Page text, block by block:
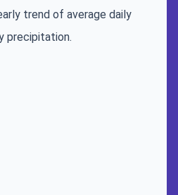
trend of average daily
precipitation.